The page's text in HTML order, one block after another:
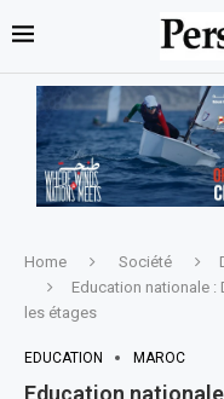
Home Société
Education nationale
les étages
EDUCATION MAROC
Education